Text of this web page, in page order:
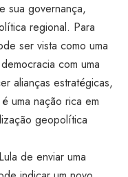
sua governança,
regional. Para
ser vista como uma
com uma
alianças estratégicas,
uma nação rica em
geopolítica
de enviar uma